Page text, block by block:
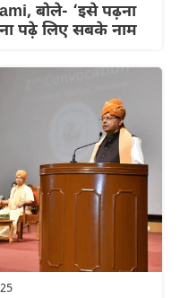
बोले- ‘इसे पढ़ना
पढ़े लिए सबके नाम